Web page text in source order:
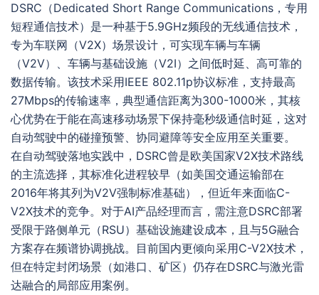
DSRC（Dedicated Short Range Communications，专用
短程通信技术）是一种基于5.9GHz频段的无线通信技术，
专为车联网（V2X）场景设计，可实现车辆与车辆
（V2V）、车辆与基础设施（V2I）之间低时延、高可靠的
数据传输。该技术采用IEEE 802.11p协议标准，支持最高
27Mbps的传输速率，典型通信距离为300-1000米，其核
心优势在于能在高速移动场景下保持毫秒级通信时延，这对
自动驾驶中的碰撞预警、协同避障等安全应用至关重要。
在自动驾驶落地实践中，DSRC曾是欧美国家V2X技术路线
的主流选择，其标准化进程较早（如美国交通运输部在
2016年将其列为V2V强制标准基础），但近年来面临C-
V2X技术的竞争。对于AI产品经理而言，需注意DSRC部署
受限于路侧单元（RSU）基础设施建设成本，且与5G融合
方案存在频谱协调挑战。目前国内更倾向采用C-V2X技术，
但在特定封闭场景（如港口、矿区）仍存在DSRC与激光雷
达融合的局部应用案例。